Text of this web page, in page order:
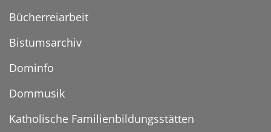
Bücherreiarbeit
Bistumsarchiv
Dominfo
Dommusik
Katholische Familienbildungsstätten